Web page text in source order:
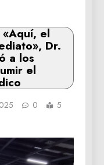
el
Dr.
a los
el
0
5